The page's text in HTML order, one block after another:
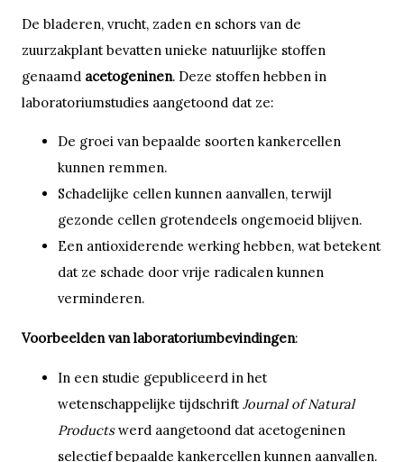
De bladeren, vrucht, zaden en schors van de
zuurzakplant bevatten unieke natuurlijke stoffen
genaamd acetogeninen. Deze stoffen hebben in
laboratoriumstudies aangetoond dat ze:
De groei van bepaalde soorten kankercellen
kunnen remmen.
Schadelijke cellen kunnen aanvallen, terwijl
gezonde cellen grotendeels ongemoeid blijven.
Een antioxiderende werking hebben, wat betekent
dat ze schade door vrije radicalen kunnen
verminderen.
Voorbeelden van laboratoriumbevindingen:
In een studie gepubliceerd in het
wetenschappelijke tijdschriftJournal of Natural
Productswerd aangetoond dat acetogeninen
selectief bepaalde kankercellen kunnen aanvallen.